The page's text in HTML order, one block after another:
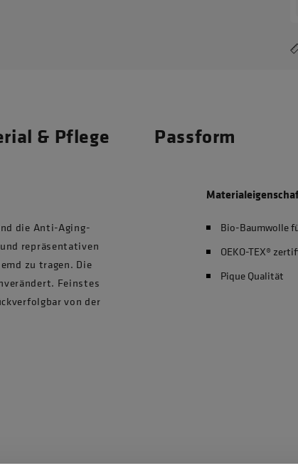
& Pflege Passform
die Anti-Aging-
repräsentativen
zu tragen. Die
Feinstes
von der
Bio-Baumwolle
OEKO-TEX®
Pique Qualität